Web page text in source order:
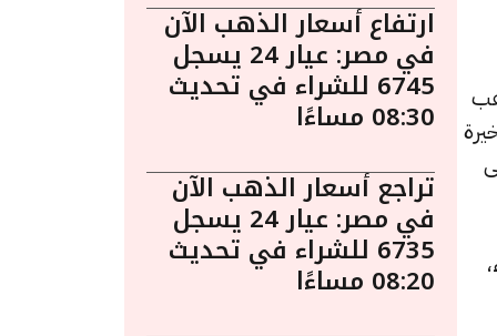
يُعد الذهب
ارتفاع أسعار الذهب الآن
في مصر: عيار 24 يسجل
6745 للشراء في تحديث
08:30 مساءًا
تراجع أسعار الذهب الآن
في مصر: عيار 24 يسجل
6735 للشراء في تحديث
08:20 مساءًا